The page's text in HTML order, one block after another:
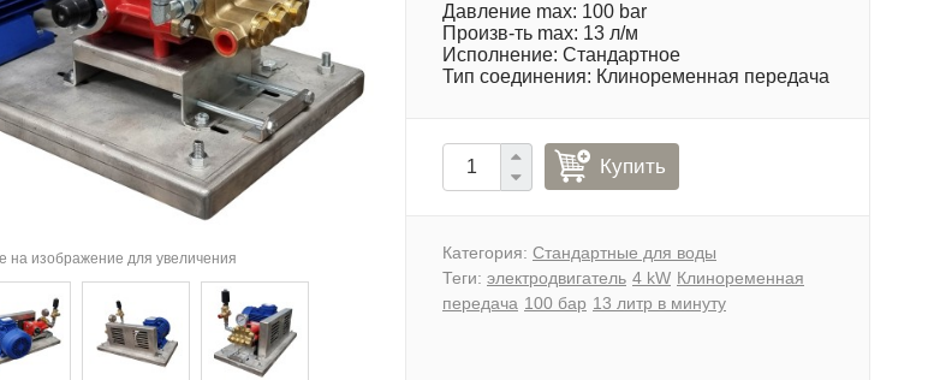
на изображение для увеличения
Давление max: 100 bar
Произв-ть max: 13 л/м
Исполнение: Стандартное
Тип соединения: Клиноременная передача
Купить
Категория: Стандартные для воды
Теги: электродвигатель 4 kW Клиноременная
передача 100 бар 13 литр в минуту